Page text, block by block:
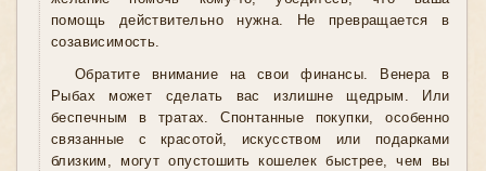
помощь действительно нужна. Не превращается в
созависимость.
Обратите внимание на свои финансы. Венера в
Рыбах может сделать вас излишне щедрым. Или
беспечным в тратах. Спонтанные покупки, особенно
связанные с красотой, искусством или подарками
близким, могут опустошить кошелек быстрее, чем вы